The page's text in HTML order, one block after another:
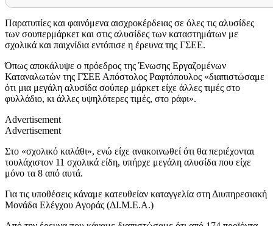
Παρατυπίες και φαινόμενα αισχροκέρδειας σε όλες τις αλυσίδες
των σουπερμάρκετ και στις αλυσίδες των καταστημάτων με
σχολικά και παιχνίδια εντόπισε η έρευνα της ΓΣΕΕ.
Όπως αποκάλυψε ο πρόεδρος της Ένωσης Εργαζομένων
Καταναλωτών της ΓΣΕΕ Απόστολος Ραφτόπουλος «διαπιστώσαμε
ότι μια μεγάλη αλυσίδα σούπερ μάρκετ είχε άλλες τιμές στο
φυλλάδιο, κι άλλες υψηλότερες τιμές, στο ράφι».
Advertisement
Advertisement
Στο «σχολικό καλάθι», ενώ είχε ανακοινωθεί ότι θα περιέχονται
τουλάχιστον 11 σχολικά είδη, υπήρχε μεγάλη αλυσίδα που είχε
μόνο τα 8 από αυτά.
Για τις υποθέσεις κάναμε κατευθείαν καταγγελία στη Διυπηρεσιακή
Μονάδα Ελέγχου Αγοράς (ΔΙ.Μ.Ε.Α.)